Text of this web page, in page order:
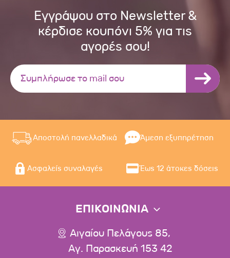
Εγγράψου στο Newsletter &
κέρδισε κουπόνι 5% για τις
αγορές σου!
Αποστολή πανελλαδικά Άμεση εξυπηρέτηση
Ασφαλείς συναλαγές Έως 12 άτοκες δόσεις
ΕΠΙΚΟΙΝΩΝΙΑ
Αιγαίου Πελάγους 85,
Αγ. Παρασκευή 153 42